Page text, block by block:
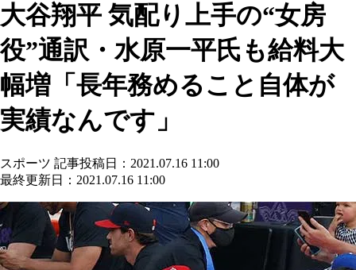
大谷翔平 気配り上手の“女房
役”通訳・水原一平氏も給料大
幅増「長年務めること自体が
実績なんです」
スポーツ 記事投稿日：2021.07.16 11:00
最終更新日：2021.07.16 11:00